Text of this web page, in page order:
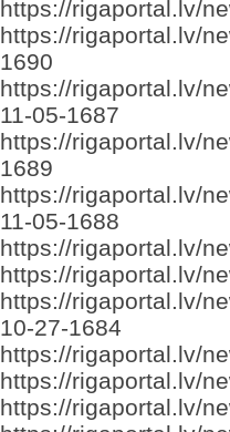
https://rigaportal.lv/
https://rigaportal.lv/
1690
https://rigaportal.lv/
11-05-1687
https://rigaportal.lv/
1689
https://rigaportal.lv/
11-05-1688
https://rigaportal.lv/
https://rigaportal.lv/
https://rigaportal.lv/
10-27-1684
https://rigaportal.lv/
https://rigaportal.lv/
https://rigaportal.lv/